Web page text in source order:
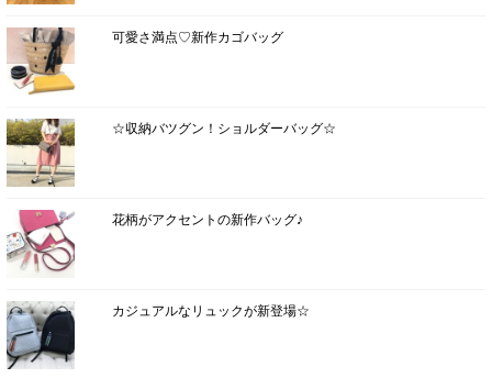
可愛さ満点♡新作カゴバッグ
☆収納バツグン！ショルダーバッグ☆
花柄がアクセントの新作バッグ♪
カジュアルなリュックが新登場☆